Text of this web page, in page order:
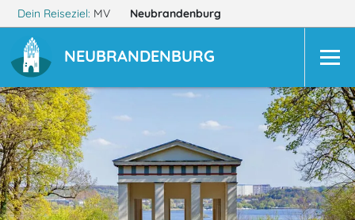
Dein Reiseziel: MV Neubrandenburg
NEUBRANDENBURG